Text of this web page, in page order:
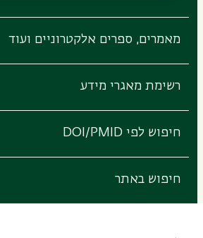
מאמרים, ספרים אלקטרוניים ועוד
רשימת מאגרי מידע
חיפוש לפי DOI/PMID
חיפוש באתר